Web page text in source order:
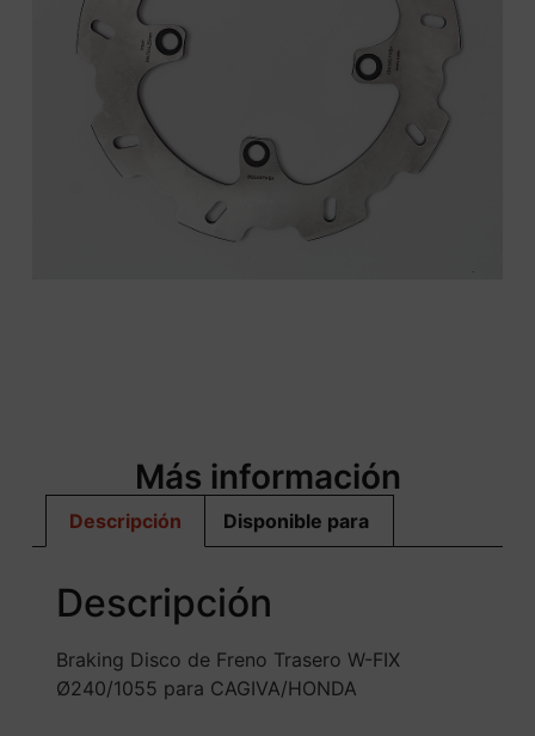
Más información
Descripción Disponible para
Descripción
Braking Disco de Freno Trasero W-FIX
Ø240/1055 para CAGIVA/HONDA